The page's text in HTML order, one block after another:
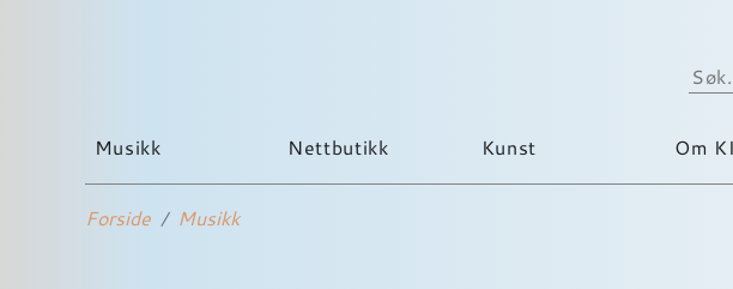
Musikk Nettbutikk Kunst Om
Forside Musikk